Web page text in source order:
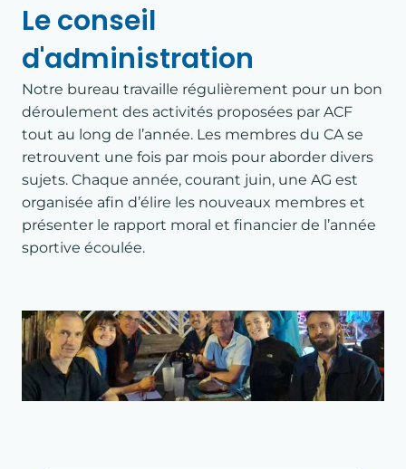
Le conseil
d'administration
Notre bureau travaille régulièrement pour un bon
déroulement des activités proposées par ACF
tout au long de l’année. Les membres du CA se
retrouvent une fois par mois pour aborder divers
sujets. Chaque année, courant juin, une AG est
organisée afin d’élire les nouveaux membres et
présenter le rapport moral et financier de l’année
sportive écoulée.